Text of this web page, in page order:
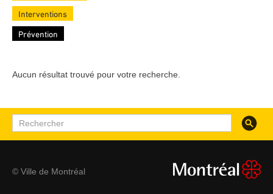
Interventions
Prévention
Aucun résultat trouvé pour votre recherche.
Rechercher
© Ville de Montréal